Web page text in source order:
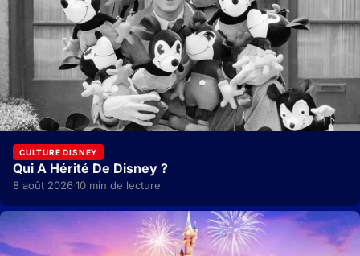
CULTURE DISNEY
Qui A Hérité De Disney ?
8 août 2026·10 min de lecture